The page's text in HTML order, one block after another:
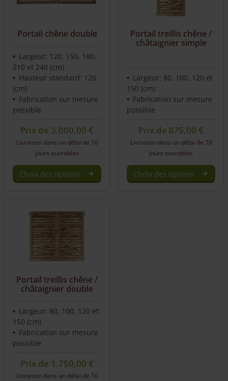
Portail chêne double
Largeur: 120, 150, 180,
210 et 240 (cm)
Hauteur standard: 120
(cm)
Fabrication sur mesure
possible
Prix de 3.000,00 €
Livraison dans un délai de 10
jours ouvrables
Choix des options
Portail treillis chêne /
châtaignier simple
Largeur: 80, 100, 120 et
150 (cm)
Fabrication sur mesure
possible
Prix de 875,00€
Livraison dans un délai de 10
jours ouvrables
Choix des options
Portail treillis chêne /
châtaignier double
Largeur: 80, 100, 120 et
150 (cm)
Fabrication sur mesure
possible
Prix de 1.750,00 €
Livraison dans un délai de 10